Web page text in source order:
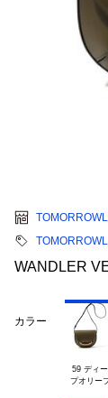
WANDLER
カラー
59 ディー